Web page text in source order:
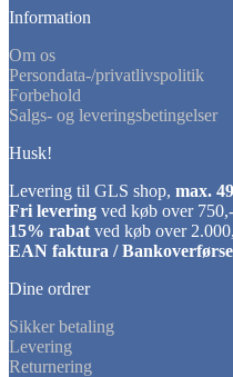
Information
Om os
Persondata-/privatlivspolitik
Forbehold
Salgs- og leveringsbetingelser
Husk!
Levering til GLS shop, max.
Fri levering ved køb over 750,-
15% rabat ved køb over
EAN faktura /
Dine ordrer
Sikker betaling
Levering
Returnering